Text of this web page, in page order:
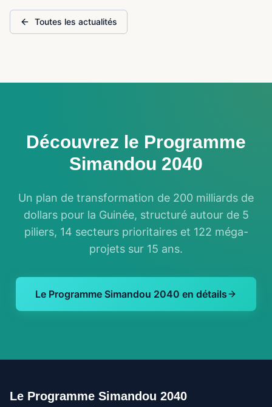
Toutes les actualités
Découvrez le Programme
Simandou 2040
Un plan de transformation de 200 milliards de
dollars pour la Guinée, structuré autour de 5
piliers, 14 secteurs prioritaires et 122 méga-
projets sur 15 ans.
Le Programme Simandou 2040 en détails
Le Programme Simandou 2040